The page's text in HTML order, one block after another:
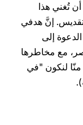
أن تُغني هذا
إنَّ هدفي
إلى
مع مخاطرها
منّا لنكون "في